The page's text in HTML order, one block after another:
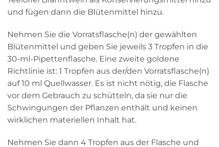
und fügen dann die Blütenmittel hinzu.
Nehmen Sie die Vorratsflasche(n) der gewählten
Blütenmittel und geben Sie jeweils 3 Tropfen in die
30-ml-Pipettenflasche. Eine zweite goldene
Richtlinie ist: 1 Tropfen aus der/den Vorratsflasche(n)
auf 10 ml Quellwasser. Es ist nicht nötig, die Flasche
vor dem Gebrauch zu schütteln, da sie nur die
Schwingungen der Pflanzen enthält und keinen
wirklichen materiellen Inhalt hat.
Nehmen Sie dann 4 Tropfen aus der Flasche und